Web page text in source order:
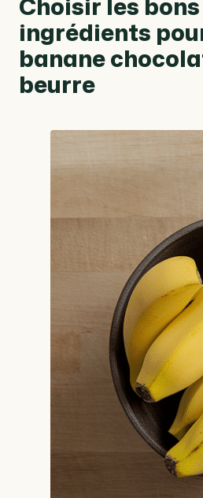
ingrédients
banane
beurre